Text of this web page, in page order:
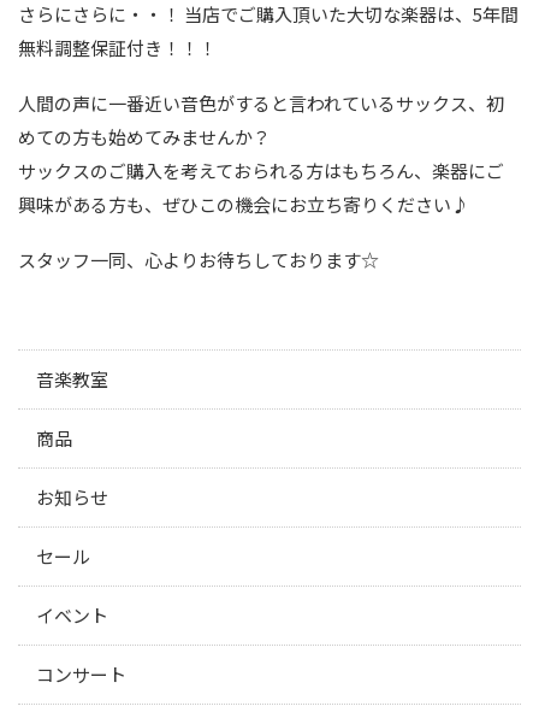
さらにさらに・・！ 当店でご購入頂いた大切な楽器は、5年間
無料調整保証付き！！！
人間の声に一番近い音色がすると言われているサックス、初
めての方も始めてみませんか？
サックスのご購入を考えておられる方はもちろん、楽器にご
興味がある方も、ぜひこの機会にお立ち寄りください♪
スタッフ一同、心よりお待ちしております☆
音楽教室
商品
お知らせ
セール
イベント
コンサート